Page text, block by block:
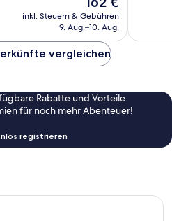
Preis
beträgt
inkl. Steuern & Gebühren
9. Aug.–10. Aug.
vergleichen
Rabatte und Vorteile
für noch mehr Abenteuer!
registrieren